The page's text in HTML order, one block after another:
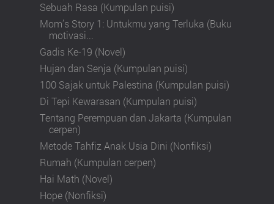
Sebuah Rasa (Kumpulan puisi)
Mom’s Story 1: Untukmu yang Terluka (Buku
motivasi...
Gadis Ke-19 (Novel)
Hujan dan Senja (Kumpulan puisi)
100 Sajak untuk Palestina (Kumpulan puisi)
Di Tepi Kewarasan (Kumpulan puisi)
Tentang Perempuan dan Jakarta (Kumpulan
cerpen)
Metode Tahfiz Anak Usia Dini (Nonfiksi)
Rumah (Kumpulan cerpen)
Hai Math (Novel)
Hope (Nonfiksi)